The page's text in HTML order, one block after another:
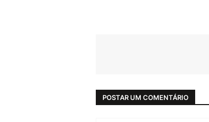
POSTAR UM COMENTÁRIO